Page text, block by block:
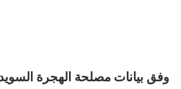
وفق بيانات مصلحة الهجرة